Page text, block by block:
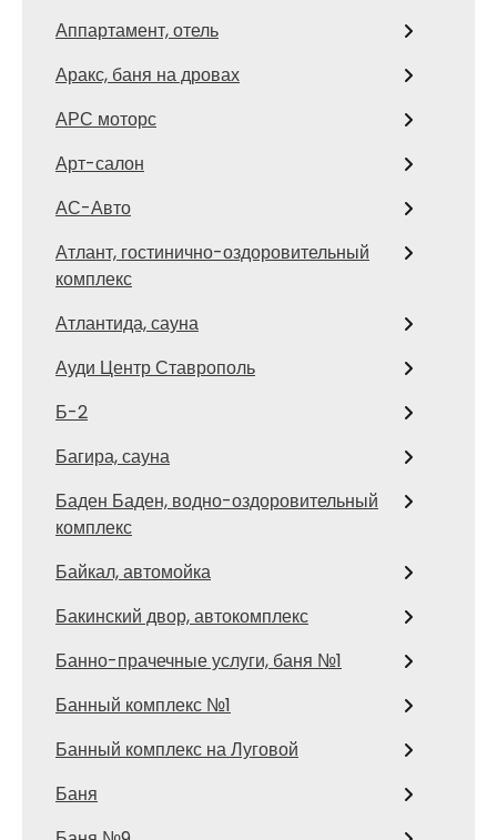
Аппартамент, отель
Аракс, баня на дровах
АРС моторс
Арт-салон
АС-Авто
Атлант, гостинично-оздоровительный
комплекс
Атлантида, сауна
Ауди Центр Ставрополь
Б-2
Багира, сауна
Баден Баден, водно-оздоровительный
комплекс
Байкал, автомойка
Бакинский двор, автокомплекс
Банно-прачечные услуги, баня №1
Банный комплекс №1
Банный комплекс на Луговой
Баня